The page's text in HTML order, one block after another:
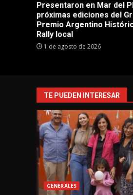
Presentaron en Mar del
próximas ediciones del
Premio Argentino
Rally local
1 de agosto de 2026
TE PUEDEN INTERESAR
GENERALES